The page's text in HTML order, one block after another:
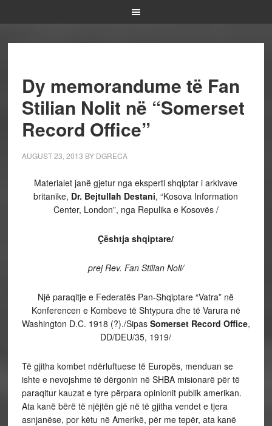
Dy memorandume të Fan
Stilian Nolit në “Somerset
Record Office”
AUGUST 23, 2013 BY DGRECA
Materialet janë gjetur nga eksperti shqiptar i arkivave
britanike, Dr. Bejtullah Destani, “Kosova Information
Center, London”, nga Repulika e Kosovës /
Çështja shqiptare/
prej Rev. Fan Stilian Noli/
Një paraqitje e Federatës Pan-Shqiptare “Vatra” në
Konferencen e Kombeve të Shtypura dhe të Varura në
Washington D.C. 1918 (?)./Sipas Somerset Record Office,
DD/DEU/35, 1919/
Të gjitha kombet ndërluftuese të Europës, menduan se
ishte e nevojshme të dërgonin në SHBA misionarë për të
paraqitur kauzat e tyre përpara opinionit publik amerikan.
Ata kanë bërë të njëjtën gjë në të gjitha vendet e tjera
asnjanëse, por këtu në Amerikë, për me tepër, ata kanë